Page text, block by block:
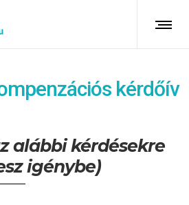
kérdőív
alábbi kérdésekre
igénybe)